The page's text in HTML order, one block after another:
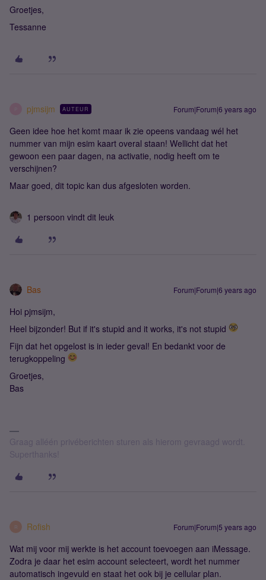
Groetjes,
Tessanne
pjmsijm AUTEUR Forum|Forum|6 years ago
Geen idee hoe het komt maar ik zie opeens vandaag wél het
nummer van mijn esim kaart overal staan! Wellicht dat het
gewoon een paar dagen, na activatie, nodig heeft om te
verschijnen?
Maar goed, dit topic kan dus afgesloten worden.
1 persoon vindt dit leuk
Bas Forum|Forum|6 years ago
Hoi pjmsijm,
Heel bijzonder! But if it's stupid and it works, it's not stupid
Fijn dat het opgelost is in ieder geval! En bedankt voor de
terugkoppeling
Groetjes,
Bas
Graag alléén privéberichten sturen als hierom gevraagd wordt.
Superthanks!
R Rofish Forum|Forum|5 years ago
Wat mij voor mij werkte is het account toevoegen aan iMessage.
Zodra je daar het esim account selecteert, wordt het nummer
automatisch ingevuld en staat het ook bij je cellular plan.